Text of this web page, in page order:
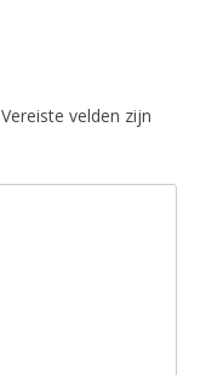
Vereiste velden zijn